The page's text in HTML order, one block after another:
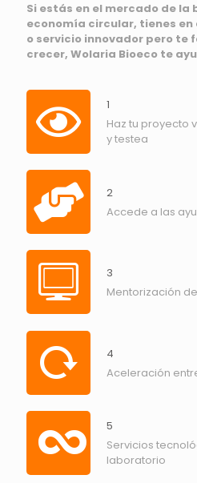
Si estás en el mercado de la
economía circular, tienes
o servicio innovador pero te
crecer, Wolaria Bioeco te
1
Haz tu proyecto
y testea
2
Accede a las
3
Mentorización
4
Aceleración
5
Servicios
laboratorio